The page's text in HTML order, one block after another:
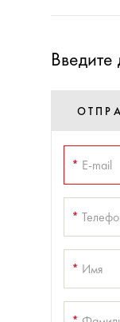
* E-mail
*
* Имя